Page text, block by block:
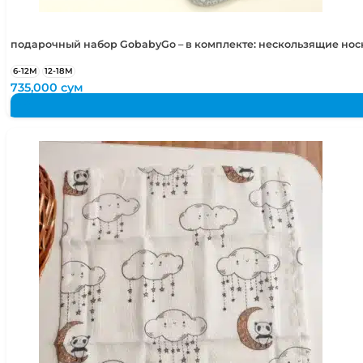
подарочный набор GobabyGo – в комплекте: нескользящие
6-12М 12-18М
735,000сум